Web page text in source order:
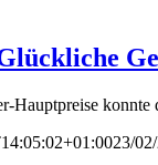
Hauptpreise
23/